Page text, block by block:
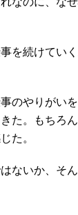
を続けてい
のやりがい
た。もちろ
た。
ないか、そ